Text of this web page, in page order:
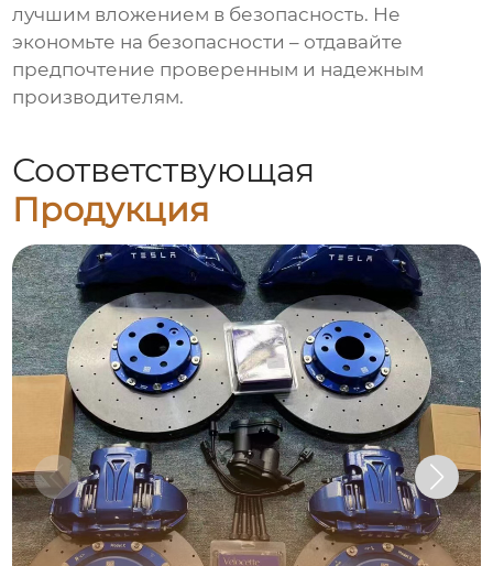
лучшим вложением в безопасность. Не
экономьте на безопасности – отдавайте
предпочтение проверенным и надежным
производителям.
Соответствующая
Продукция